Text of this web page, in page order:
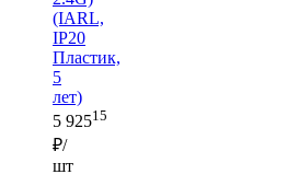
(IARL,
IP20
Пластик,
5
лет)
5 92515
₽/
шт